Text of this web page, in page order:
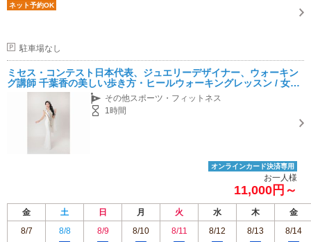
ネット予約OK
駐車場なし
ミセス・コンテスト日本代表、ジュエリーデザイナー、ウォーキン
グ講師 千葉香の美しい歩き方・ヒールウォーキングレッスン / 女性
におすすめ！
その他スポーツ・フィットネス
1時間
オンラインカード決済専用
お一人様
11,000円～
金 土 日 月 火 水 木
金
8/7
8/8 8/9 8/10 8/11 8/12 8/13 8/14